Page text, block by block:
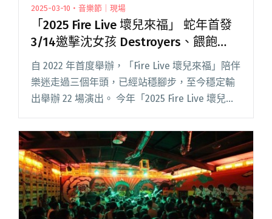
2025-03-10・音樂節｜現場
「2025 Fire Live 壞兒來福」 蛇年首發
3/14邀擊沈女孩 Destroyers、餵飽
豬、帕崎拉參演！
自 2022 年首度舉辦，「Fire Live 壞兒來福」陪伴
樂迷走過三個年頭，已經站穩腳步，至今穩定輸
出舉辦 22 場演出。 今年「2025 Fire Live 壞兒來
福」正式啟動，2025 首場將於 3 月 14 日在樂悠
悠之口登場。演閱讀全文 "「2025 Fire Live 壞兒
來福」 蛇年首發 3/14邀擊沈女孩 Destroyers、
餵飽豬、帕崎拉參演！"